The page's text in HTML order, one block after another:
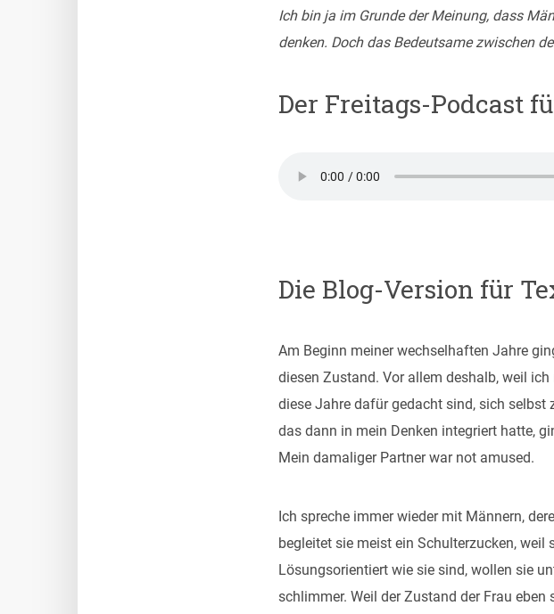
Ich bin ja im Grunde der Meinung, dass
denken. Doch das Bedeutsame zwischen
Der Freitags-Podcast
Die Blog-Version für
Am Beginn meiner wechselhaften Jahre
diesen Zustand. Vor allem deshalb, weil
diese Jahre dafür gedacht sind, sich
das dann in mein Denken integriert hatte,
Mein damaliger Partner war not amused.
Ich spreche immer wieder mit Männern,
begleitet sie meist ein Schulterzucken,
Lösungsorientiert wie sie sind, wollen sie
schlimmer. Weil der Zustand der Frau